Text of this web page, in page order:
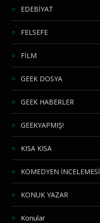
EDEBİYAT
FELSEFE
FİLM
GEEK DOSYA
GEEK HABERLER
GEEKYAPMIŞ!
KISA KISA
KOMEDYEN İNCELEMESİ
KONUK YAZAR
Konular